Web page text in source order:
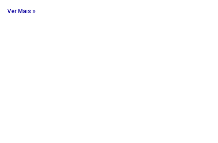
Ver Mais »